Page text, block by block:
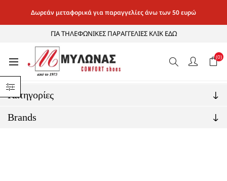
Δωρεάν μεταφορικά για παραγγελίες άνω των 50 ευρώ
ΓΙΑ ΤΗΛΕΦΩΝΙΚΕΣ ΠΑΡΑΓΓΕΛΙΕΣ ΚΛΙΚ ΕΔΩ
(0)
Αρχική σελίδα / ΤΕΧΝΟΛΟΓΙΕΣ ΤΕΧΝΟΛΟΓΙΑ ΠΑΤΩΝ
/
ΠΑΤΟΣ ΜΑΞΙΛΑΡΙ
Κατηγορίες
Brands